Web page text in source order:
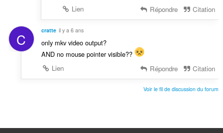
Lien
Répondre Citation
C cratte il y a 6 ans
only mkv video output?
AND no mouse pointer visible??
Lien
Répondre Citation
Voir le fil de discussion du forum